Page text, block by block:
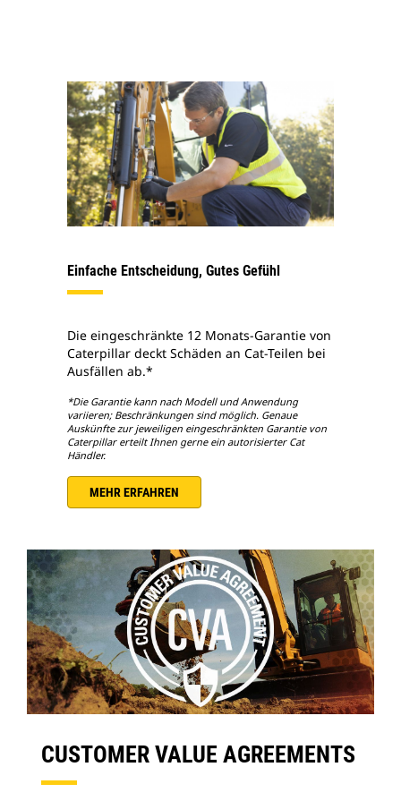
Einfache Entscheidung, Gutes Gefühl
Die eingeschränkte 12 Monats-Garantie von
Caterpillar deckt Schäden an Cat-Teilen bei
Ausfällen ab.*
*Die Garantie kann nach Modell und Anwendung
variieren; Beschränkungen sind möglich. Genaue
Auskünfte zur jeweiligen eingeschränkten Garantie von
Caterpillar erteilt Ihnen gerne ein autorisierter Cat
Händler.
MEHR ERFAHREN
CUSTOMER VALUE AGREEMENTS